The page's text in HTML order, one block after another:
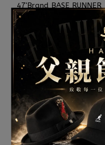
47'Brand BASE RUNNER
MLB 道奇 LA 小標 多色 老
帽 棒球帽 鴨舌帽 軟布老
帽 大谷翔平
⫷ScrewCap⫸
NT$1,680
加入購物車